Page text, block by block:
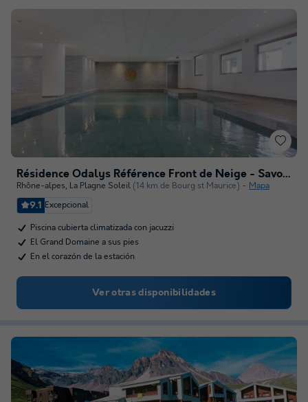
Résidence Odalys Référence Front de Neige - Savoie
Rhône-alpes, La Plagne Soleil (14 km de Bourg st Maurice) Mapa
9.1 Excepcional
Piscina cubierta climatizada con jacuzzi
El Grand Domaine a sus pies
En el corazón de la estación
Ver otras disponibilidades